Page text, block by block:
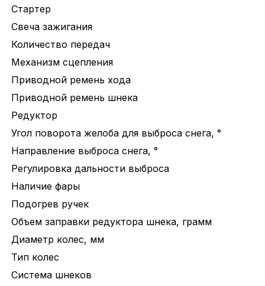
Стартер
Свеча зажигания
Количество передач
Механизм сцепления
Приводной ремень хода
Приводной ремень шнека
Редуктор
Угол поворота желоба для выброса снега, °
Направление выброса снега, °
Регулировка дальности выброса
Наличие фары
Подогрев ручек
Объем заправки редуктора шнека, грамм
Диаметр колес, мм
Тип колес
Система шнеков